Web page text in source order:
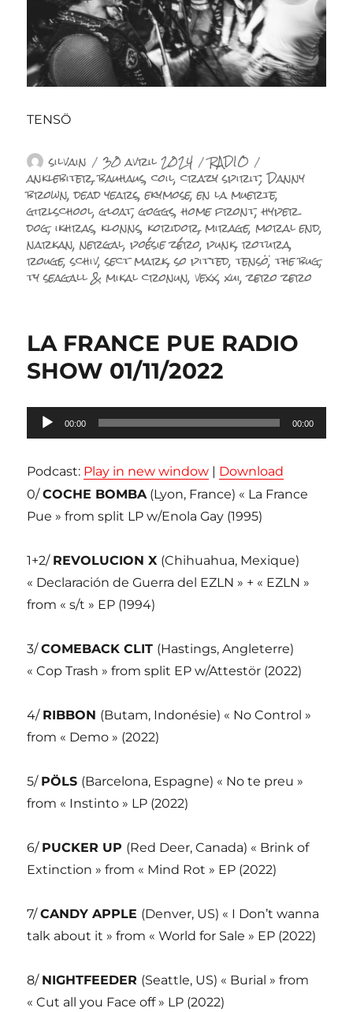
TENSÖ
Auteur
silvain Publié
le
30 avril 2024 Catégories
RADIO
anklebiter,bauhaus,coil,crazy spirit; Danny
brown,dead years,ekymose,en la muerte,
girlschool,gloat,goggs,home front,hyper
dog,ikhras, klonns, koridor,mirage,moral end,
narkan,nergal,poésie zéro,punk,rotura,
rouge,schiv,sect mark,so pitted,tensö,the bug,
ty seagall & mikal cronun,vexx,xui,zero zero
LA FRANCE PUE RADIO
SHOW 01/11/2022
Lecteur
audio
00:00 00:00
Podcast: Play in new window | Download
0/COCHE BOMBA(Lyon, France) « La France
Pue » from split LP w/Enola Gay (1995)
1+2/ REVOLUCION X (Chihuahua, Mexique)
« Declaración de Guerra del EZLN » + « EZLN »
from « s/t » EP (1994)
3/COMEBACK CLIT (Hastings, Angleterre)
« Cop Trash » from split EP w/Attestör (2022)
4/ RIBBON (Butam, Indonésie) « No Control »
from « Demo » (2022)
5/ PÖLS (Barcelona, Espagne) « No te preu »
from « Instinto » LP (2022)
6/ PUCKER UP (Red Deer, Canada) « Brink of
Extinction » from « Mind Rot » EP (2022)
7/CANDY APPLE (Denver, US) « I Don’t wanna
talk about it » from « World for Sale » EP (2022)
8/ NIGHTFEEDER (Seattle, US) « Burial » from
« Cut all you Face off » LP (2022)